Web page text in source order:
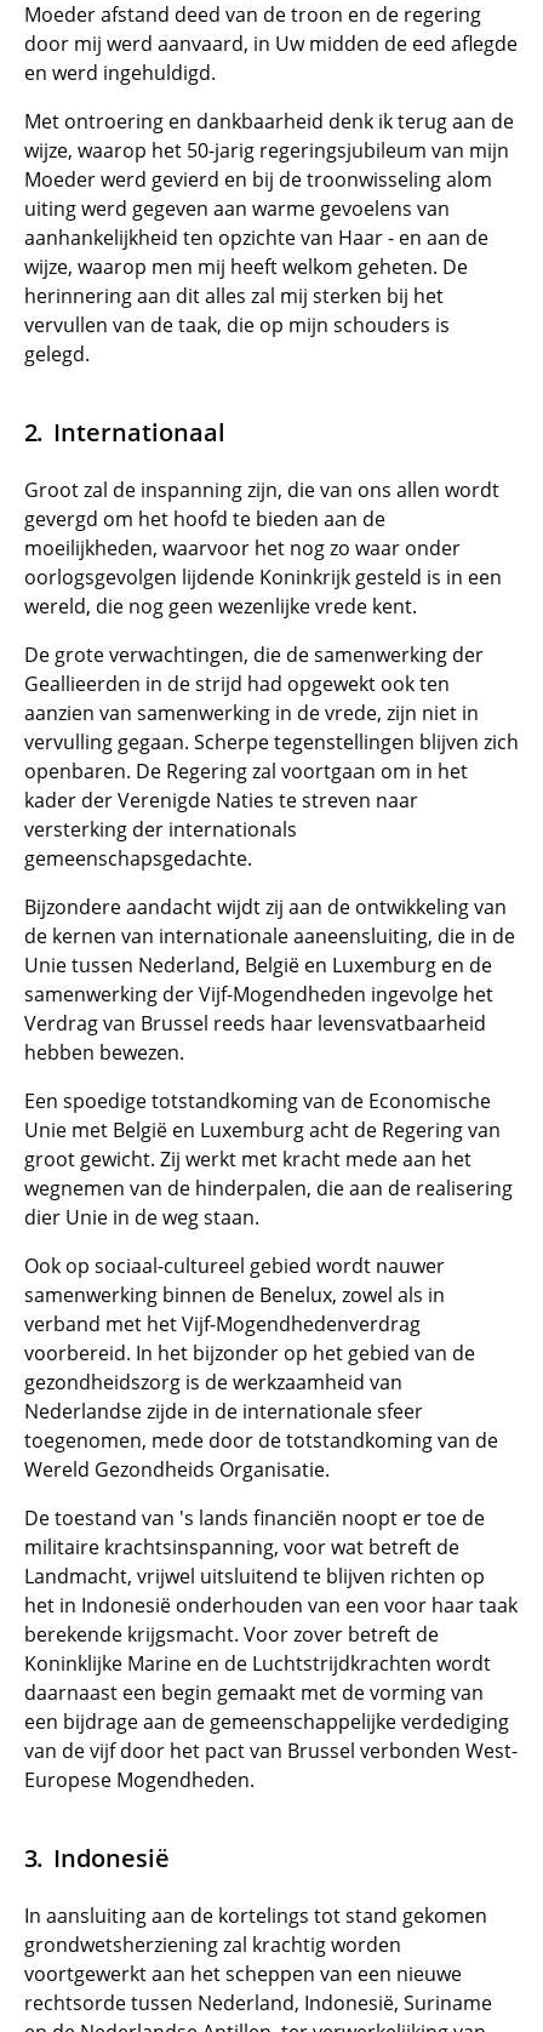
Moeder afstand deed van de troon en de regering
door mij werd aanvaard, in Uw midden de eed aflegde
en werd ingehuldigd.
Met ontroering en dankbaarheid denk ik terug aan de
wijze, waarop het 50-jarig regeringsjubileum van mijn
Moeder werd gevierd en bij de troonwisseling alom
uiting werd gegeven aan warme gevoelens van
aanhankelijkheid ten opzichte van Haar - en aan de
wijze, waarop men mij heeft welkom geheten. De
herinnering aan dit alles zal mij sterken bij het
vervullen van de taak, die op mijn schouders is
gelegd.
Internationaal
Groot zal de inspanning zijn, die van ons allen wordt
gevergd om het hoofd te bieden aan de
moeilijkheden, waarvoor het nog zo waar onder
oorlogsgevolgen lijdende Koninkrijk gesteld is in een
wereld, die nog geen wezenlijke vrede kent.
De grote verwachtingen, die de samenwerking der
Geallieerden in de strijd had opgewekt ook ten
aanzien van samenwerking in de vrede, zijn niet in
vervulling gegaan. Scherpe tegenstellingen blijven zich
openbaren. De Regering zal voortgaan om in het
kader der Verenigde Naties te streven naar
versterking der internationals
gemeenschapsgedachte.
Bijzondere aandacht wijdt zij aan de ontwikkeling van
de kernen van internationale aaneensluiting, die in de
Unie tussen Nederland, België en Luxemburg en de
samenwerking der Vijf-Mogendheden ingevolge het
Verdrag van Brussel reeds haar levensvatbaarheid
hebben bewezen.
Een spoedige totstandkoming van de Economische
Unie met België en Luxemburg acht de Regering van
groot gewicht. Zij werkt met kracht mede aan het
wegnemen van de hinderpalen, die aan de realisering
dier Unie in de weg staan.
Ook op sociaal-cultureel gebied wordt nauwer
samenwerking binnen de Benelux, zowel als in
verband met het Vijf-Mogendhedenverdrag
voorbereid. In het bijzonder op het gebied van de
gezondheidszorg is de werkzaamheid van
Nederlandse zijde in de internationale sfeer
toegenomen, mede door de totstandkoming van de
Wereld Gezondheids Organisatie.
De toestand van 's lands financiën noopt er toe de
militaire krachtsinspanning, voor wat betreft de
Landmacht, vrijwel uitsluitend te blijven richten op
het in Indonesië onderhouden van een voor haar taak
berekende krijgsmacht. Voor zover betreft de
Koninklijke Marine en de Luchtstrijdkrachten wordt
daarnaast een begin gemaakt met de vorming van
een bijdrage aan de gemeenschappelijke verdediging
van de vijf door het pact van Brussel verbonden West-
Europese Mogendheden.
Indonesië
In aansluiting aan de kortelings tot stand gekomen
grondwetsherziening zal krachtig worden
voortgewerkt aan het scheppen van een nieuwe
rechtsorde tussen Nederland, Indonesië, Suriname